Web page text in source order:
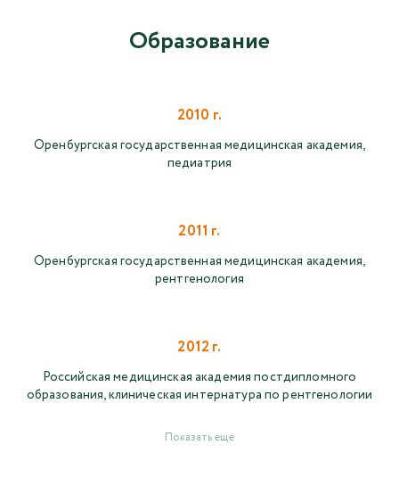
Образование
2010 г.
Оренбургская государственная медицинская академия,
педиатрия
2011 г.
Оренбургская государственная медицинская академия,
рентгенология
2012 г.
Российская медицинская академия постдипломного
образования, клиническая интернатура по рентгенологии
Показать еще